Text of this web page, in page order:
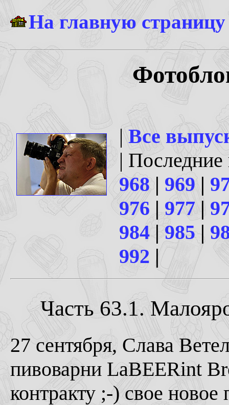
На главную
|Все
|
968| 969|
976 | 977 |
984 | 985|
992 |
Часть 63.1.
27 сентября, Слава
пивоварни LaBEERint
контракту ;-) свое